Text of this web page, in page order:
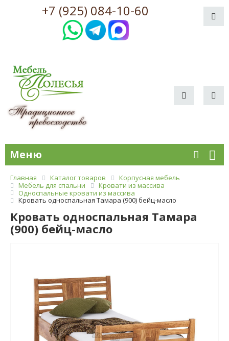
+7 (925) 084-10-60
Меню
Главная Каталог товаров
Корпусная мебель
Мебель для спальни
Кровати из массива
Односпальные кровати из массива
Кровать односпальная Тамара (900) бейц-масло
Кровать односпальная Тамара
(900) бейц-масло